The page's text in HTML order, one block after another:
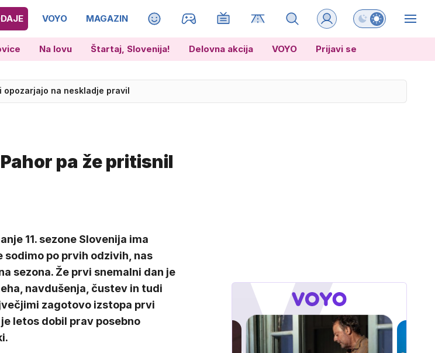
VOYO MAGAZIN Preklopi barvni
Na lovu Štartaj, Slovenija! Delovna akcija VOYO Prijavi se
na neskladje pravil
pa že pritisnil
11. sezone Slovenija ima
sodimo po prvih odzivih, nas
sezona. Že prvi snemalni dan je
navdušenja, čustev in tudi
zagotovo izstopa prvi
letos dobil prav posebno